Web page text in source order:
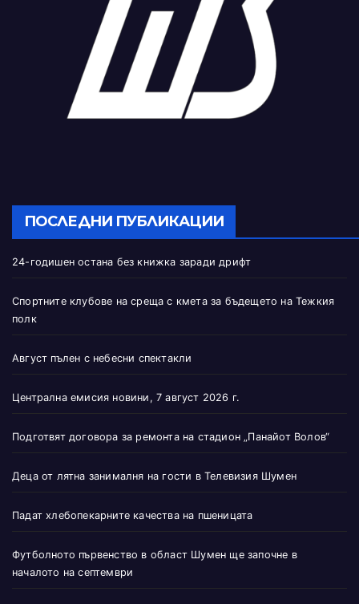
ПОСЛЕДНИ ПУБЛИКАЦИИ
24-годишен остана без книжка заради дрифт
Спортните клубове на среща с кмета за бъдещето на Тежкия
полк
Август пълен с небесни спектакли
Централна емисия новини, 7 август 2026 г.
Подготвят договора за ремонта на стадион „Панайот Волов“
Деца от лятна занималня на гости в Телевизия Шумен
Падат хлебопекарните качества на пшеницата
Футболното първенство в област Шумен ще започне в
началото на септември